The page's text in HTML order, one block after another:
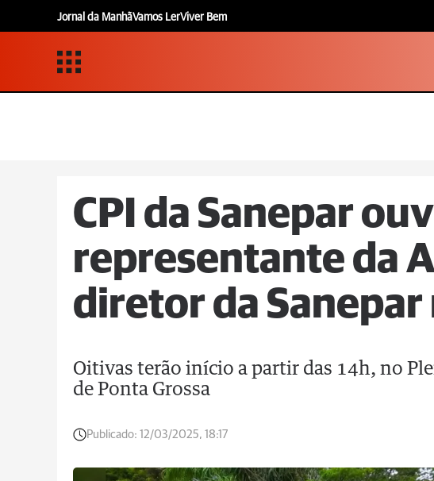
Jornal da ManhãVamos LerViver Bem
CPI da Sanepar
representante da
diretor da
Oitivas terão início a partir das 14h, no
de Ponta Grossa
Publicado: 12/03/2025, 18:17